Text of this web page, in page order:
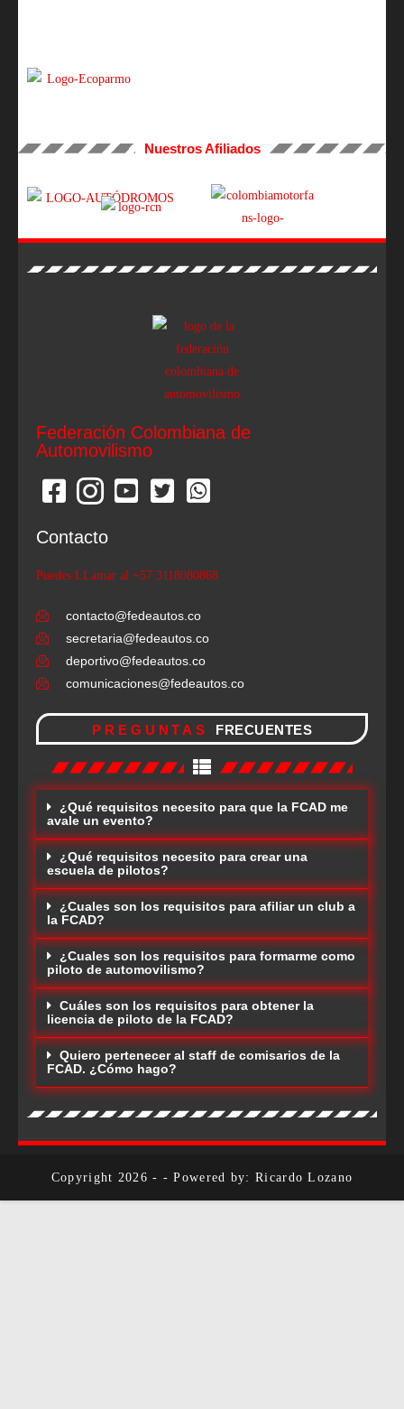
Nuestros Afiliados
Federación Colombiana de
Automovilismo
Contacto
Puedes LLamar al +57 3118080868
contacto@fedeautos.co
secretaria@fedeautos.co
deportivo@fedeautos.co
comunicaciones@fedeautos.co
PREGUNTAS FRECUENTES
¿Qué requisitos necesito para que la FCAD me
avale un evento?
¿Qué requisitos necesito para crear una
escuela de pilotos?
¿Cuales son los requisitos para afiliar un club a
la FCAD?
¿Cuales son los requisitos para formarme como
piloto de automovilismo?
Cuáles son los requisitos para obtener la
licencia de piloto de la FCAD?
Quiero pertenecer al staff de comisarios de la
FCAD. ¿Cómo hago?
Copyright 2026 - - Powered by: Ricardo Lozano